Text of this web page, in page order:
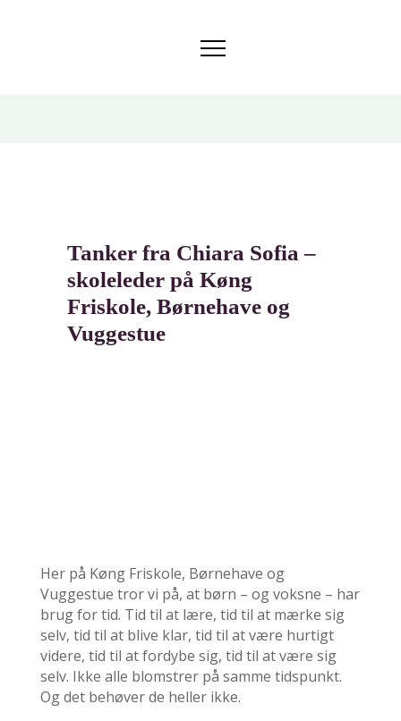
Tanker fra Chiara Sofia –
skoleleder på Køng
Friskole, Børnehave og
Vuggestue
Her på Køng Friskole, Børnehave og
Vuggestue tror vi på, at børn – og voksne – har
brug for tid. Tid til at lære, tid til at mærke sig
selv, tid til at blive klar, tid til at være hurtigt
videre, tid til at fordybe sig, tid til at være sig
selv. Ikke alle blomstrer på samme tidspunkt.
Og det behøver de heller ikke.